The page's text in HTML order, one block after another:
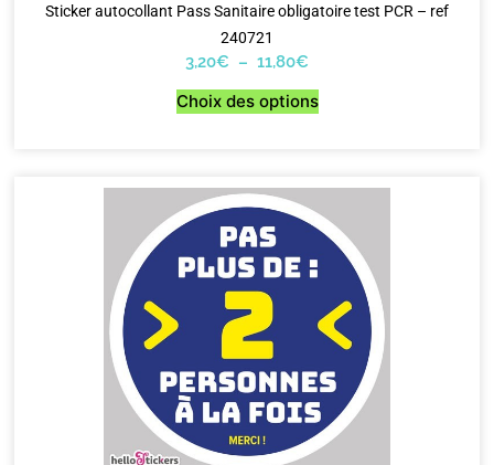
Sticker autocollant Pass Sanitaire obligatoire test PCR – ref
240721
3,20€ – 11,80€
Choix des options